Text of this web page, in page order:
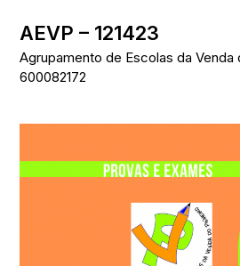
content
AEVP – 121423
Agrupamento de Escolas da Venda
600082172